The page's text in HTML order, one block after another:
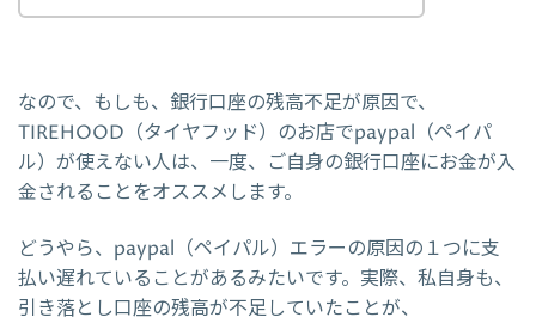
なので、もしも、銀行口座の残高不足が原因で、
TIREHOOD（タイヤフッド）のお店でpaypal（ペイパ
ル）が使えない人は、一度、ご自身の銀行口座にお金が入
金されることをオススメします。
どうやら、paypal（ペイパル）エラーの原因の１つに支
払い遅れていることがあるみたいです。実際、私自身も、
引き落とし口座の残高が不足していたことが、